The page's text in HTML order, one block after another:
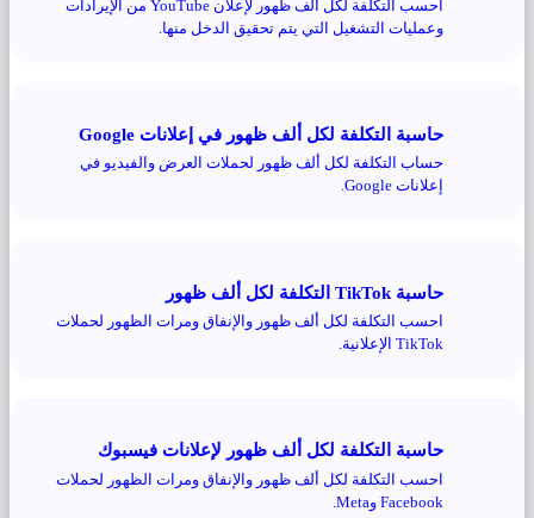
احسب التكلفة لكل ألف ظهور لإعلان YouTube من الإيرادات
وعمليات التشغيل التي يتم تحقيق الدخل منها.
حاسبة التكلفة لكل ألف ظهور في إعلانات Google
حساب التكلفة لكل ألف ظهور لحملات العرض والفيديو في
إعلانات Google.
حاسبة TikTok التكلفة لكل ألف ظهور
احسب التكلفة لكل ألف ظهور والإنفاق ومرات الظهور لحملات
TikTok الإعلانية.
حاسبة التكلفة لكل ألف ظهور لإعلانات فيسبوك
احسب التكلفة لكل ألف ظهور والإنفاق ومرات الظهور لحملات
Facebook وMeta.